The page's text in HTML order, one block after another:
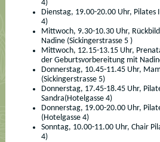
4)
Dienstag, 19.00-20.00 Uhr, Pilates
4)
Mittwoch, 9.30-10.30 Uhr,
Nadine (Sickingerstrasse 5 )
Mittwoch, 12.15-13.15 Uhr,
der Geburtsvorbereitung mit
Donnerstag, 10.45-11.45 Uhr,
(Sickingerstrasse 5)
Donnerstag, 17.45-18.45 Uhr,
Sandra(Hotelgasse 4)
Donnerstag, 19.00-20.00 Uhr,
(Hotelgasse 4)
Sonntag, 10.00-11.00 Uhr, Chair
4)